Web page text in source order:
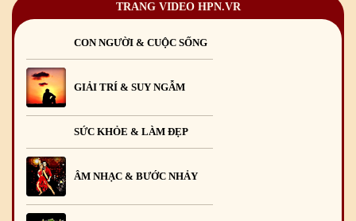
TRANG VIDEO HPN.VR
CON NGƯỜI & CUỘC SỐNG
GIẢI TRÍ & SUY NGẪM
SỨC KHỎE & LÀM ĐẸP
ÂM NHẠC & BƯỚC NHẢY